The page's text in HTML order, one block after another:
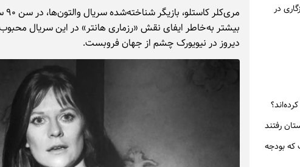
دیروز در نیویورک چشم از جهان فروبست.
در
رفتند
اشتباه مهلک که بودجه